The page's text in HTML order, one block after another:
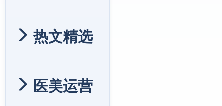
热文精选
医美运营